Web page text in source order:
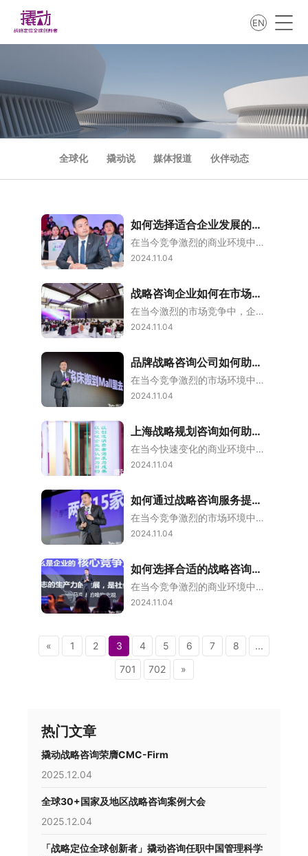
EN
全球化 撬动说 媒体报道 伙伴动态
如何选择适合企业发展的战略咨询企业？
在当今竞争激烈的商业环境中，企业要想实现持续增长和成功，制定的战略至关重要。而战略咨询公司作为企业的“外脑”，能够为企业提供专业的战略指导和支持。然而，面对众多的战略咨询公司，企业该如何选择适合自身发展的合作伙伴呢？本文将从多个角度探讨这一问题。了解企业的实际需求在选择战略咨询公司之前，企业需要明确自身的实际需求。不同的企业在不同的发展阶段，面临的挑战和机遇各异。因此，企业应首先对自身的现状进行全
2024.11.04
战略咨询企业如何在市场竞争中脱颖而出？
在当今激烈的市场竞争中，企业要想脱颖而出，战略咨询显得尤为重要。战略咨询不仅是企业发展的指南针，更是企业在复杂多变的市场环境中保持竞争力的关键。本文将详细探讨战略咨询企业如何在市场竞争中脱颖而出，从战略设计、商业模式、企业文化等多个维度进行阐述。战略设计：构建企业未来的蓝图战略设计是战略咨询的核心。一个企业要在市场竞争中脱颖而出，首先需要有一个清晰的战略蓝图。战略设计不仅仅是制定目标，更是要明确实
2024.11.04
品牌战略咨询公司如何助力企业实现差异化竞争？
在当今竞争激烈的市场环境中，企业要想脱颖而出，必须制定并实施的品牌战略。品牌战略咨询公司通过专业的知识和丰富的经验，帮助企业找到市场中的差异化优势，实现品牌的独特定位，从而在激烈的竞争中占据一席之地。本文将详细探讨品牌战略咨询公司如何助力企业实现差异化竞争。品牌战略的重要性品牌战略是企业在市场中取得成功的关键因素之一。它不仅仅是关于产品或服务的推广，更是关于如何在消费者心智中建立独特的品牌形象。品
2024.11.04
上海战略规划咨询如何助力企业实现长远发展？
在当今快速变化的商业环境中，企业面临着诸多挑战和机遇。为了在竞争激烈的市场中立于不败之地，企业需要制定科学的战略规划。上海战略规划咨询作为一种专业服务，能够帮助企业识别市场机会、制定竞争策略、优化资源配置，从而实现长远发展。本文将详细探讨上海战略规划咨询在企业发展中的重要作用。一、战略规划咨询的定义与重要性战略规划咨询是一种专业服务，旨在帮助企业制定和实施的战略，以实现其长期目标。战略规划咨询公司
2024.11.04
如何通过战略咨询服务提升企业市场竞争力？
在当今竞争激烈的市场环境中，企业要想脱颖而出，必须具备清晰的战略规划和执行能力。战略咨询服务作为一种专业的外部支持，能够帮助企业识别市场机会、制定竞争策略、优化资源配置，从而提升市场竞争力。本文将详细探讨如何通过战略咨询服务提升企业市场竞争力，并结合实际案例进行说明。一、战略咨询服务的定义与重要性战略咨询服务是一种专业的咨询服务，旨在帮助企业制定和实施的战略规划。战略咨询公司通常由具有丰富经验和专
2024.11.04
如何选择合适的战略咨询机构提升企业竞争力？
在当今竞争激烈的商业环境中，企业如何提升竞争力成为了每个企业家和管理者必须面对的重大课题。战略咨询机构作为企业的“外脑”，在企业战略制定和品牌价值很大化方面起到了至关重要的作用。那么，如何选择合适的战略咨询机构来提升企业竞争力呢？本文将从多个角度详细探讨这一问题。理解战略咨询机构的重要性战略咨询机构通过其丰富的经验和专业知识，能够帮助企业识别市场机会、确定目标市场、制定竞争策略等。一直以来，战略咨
2024.11.04
« 1 2 3 4 5 6 7 8
...
701
702 »
热门文章
撬动战略咨询荣膺CMC-Firm
2025.12.04
全球30+国家及地区战略咨询案例大会
2025.12.04
「战略定位全球创新者」撬动咨询任职中国管理科学